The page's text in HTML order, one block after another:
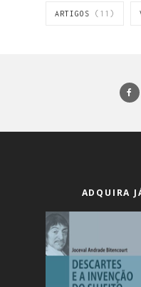
ARTIGOS (11)
ADQUIRA